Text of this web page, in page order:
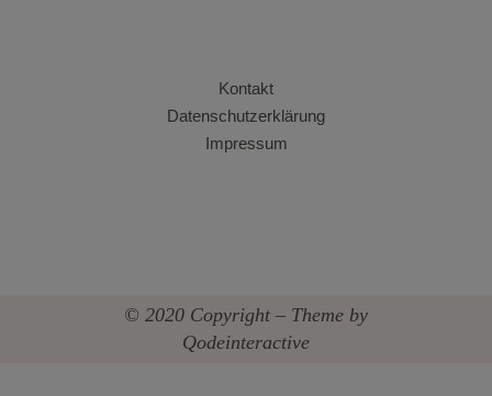
Kontakt
Datenschutzerklärung
Impressum
© 2020 Copyright – Theme by
Qodeinteractive